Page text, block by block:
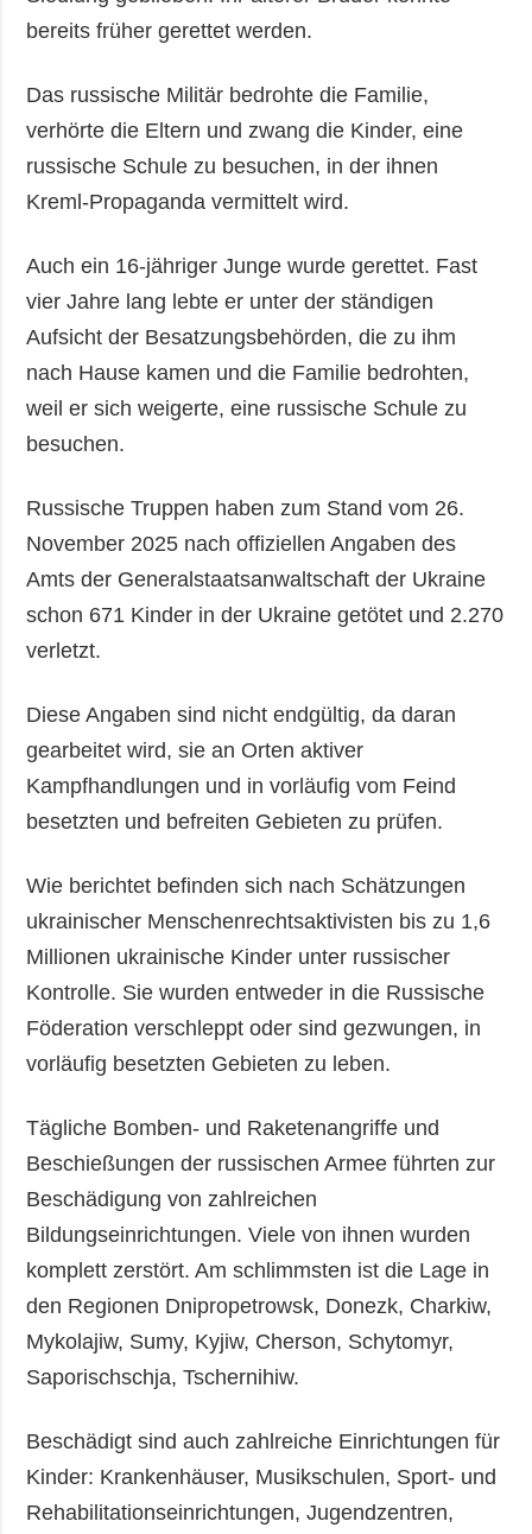
bereits früher gerettet werden.
Das russische Militär bedrohte die Familie,
verhörte die Eltern und zwang die Kinder, eine
russische Schule zu besuchen, in der ihnen
Kreml-Propaganda vermittelt wird.
Auch ein 16-jähriger Junge wurde gerettet. Fast
vier Jahre lang lebte er unter der ständigen
Aufsicht der Besatzungsbehörden, die zu ihm
nach Hause kamen und die Familie bedrohten,
weil er sich weigerte, eine russische Schule zu
besuchen.
Russische Truppen haben zum Stand vom 26.
November 2025 nach offiziellen Angaben des
Amts der Generalstaatsanwaltschaft der Ukraine
schon 671 Kinder in der Ukraine getötet und 2.270
verletzt.
Diese Angaben sind nicht endgültig, da daran
gearbeitet wird, sie an Orten aktiver
Kampfhandlungen und in vorläufig vom Feind
besetzten und befreiten Gebieten zu prüfen.
Wie berichtet befinden sich nach Schätzungen
ukrainischer Menschenrechtsaktivisten bis zu 1,6
Millionen ukrainische Kinder unter russischer
Kontrolle. Sie wurden entweder in die Russische
Föderation verschleppt oder sind gezwungen, in
vorläufig besetzten Gebieten zu leben.
Tägliche Bomben- und Raketenangriffe und
Beschießungen der russischen Armee führten zur
Beschädigung von zahlreichen
Bildungseinrichtungen. Viele von ihnen wurden
komplett zerstört. Am schlimmsten ist die Lage in
den Regionen Dnipropetrowsk, Donezk, Charkiw,
Mykolajiw, Sumy, Kyjiw, Cherson, Schytomyr,
Saporischschja, Tschernihiw.
Beschädigt sind auch zahlreiche Einrichtungen für
Kinder: Krankenhäuser, Musikschulen, Sport- und
Rehabilitationseinrichtungen, Jugendzentren,